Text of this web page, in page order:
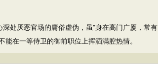
处厌恶官场的庸俗虚伪，虽"身在高门广厦，常有
在一等侍卫的御前职位上挥洒满腔热情。